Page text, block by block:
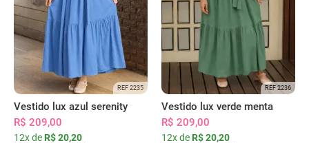
REF 2235
Vestido lux azul serenity
R$ 209,00
12x de R$ 20,20
REF 2236
Vestido lux verde menta
R$ 209,00
12x de R$ 20,20